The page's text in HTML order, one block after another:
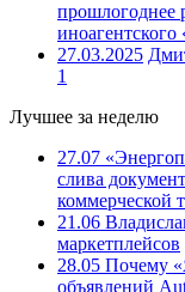
прошлогоднее
27.03.2025
1
Лучшее за неделю
27.07
слива
коммерческой
21.06
маркетплейсов
28.05 Почему
объявлений